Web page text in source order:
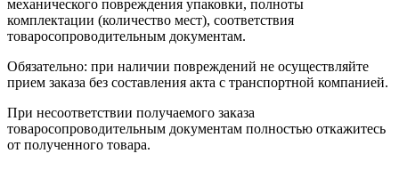
механического повреждения упаковки, полноты
комплектации (количество мест), соответствия
товаросопроводительным документам.
Обязательно: при наличии повреждений не осуществляйте
прием заказа без составления акта с транспортной компанией.
При несоответствии получаемого заказа
товаросопроводительным документам полностью откажитесь
от полученного товара.